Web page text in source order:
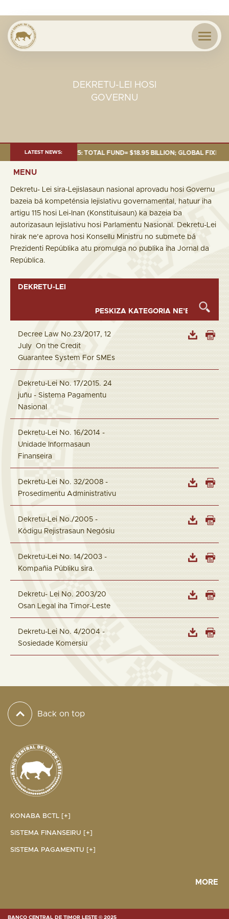
DEKRETU-LEI HOSI
GOVERNU
LATEST NEWS:
AS OF 30 SEP. 2025: TOTAL FUND= $18.95 BILLION; GLOBAL FIXED
MENU
Dekretu- Lei sira-Lejislasaun nasional aprovadu hosi Governu
bazeia bá kompeténsia lejislativu governamental, hatuur iha
artigu 115 hosi Lei-Inan (Konstituisaun) ka bazeia ba
autorizasaun lejislativu hosi Parlamentu Nasional. Dekretu-Lei
hirak ne’e aprova hosi Konsellu Ministru no submete bá
Prezidenti Repúblika atu promulga no publika iha Jornal da
República.
DEKRETU-LEI
Decree Law No.23/2017, 12
July On the Credit
Guarantee System For SMEs
Dekretu-Lei No. 17/2015. 24
juñu - Sistema Pagamentu
Nasional
Dekretu-Lei No. 16/2014 -
Unidade Informasaun
Finanseira
Dekretu-Lei No. 32/2008 -
Prosedimentu Administrativu
Dekretu-Lei No./2005 -
Kódigu Rejistrasaun Negósiu
Dekretu-Lei No. 14/2003 -
Kompañia Públiku sira.
Dekretu- Lei No. 2003/20
Osan Legal iha Timor-Leste
Dekretu-Lei No. 4/2004 -
Sosiedade Komersiu
Back on top
KONABA BCTL [+]
SISTEMA FINANSEIRU [+]
SISTEMA PAGAMENTU [+]
MORE
BANCO CENTRAL DE TIMOR LESTE © 2025